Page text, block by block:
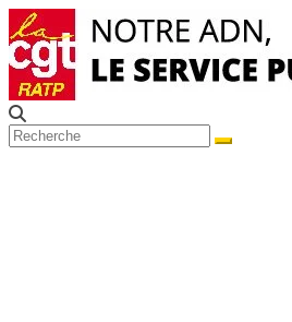
Passer
au
contenu